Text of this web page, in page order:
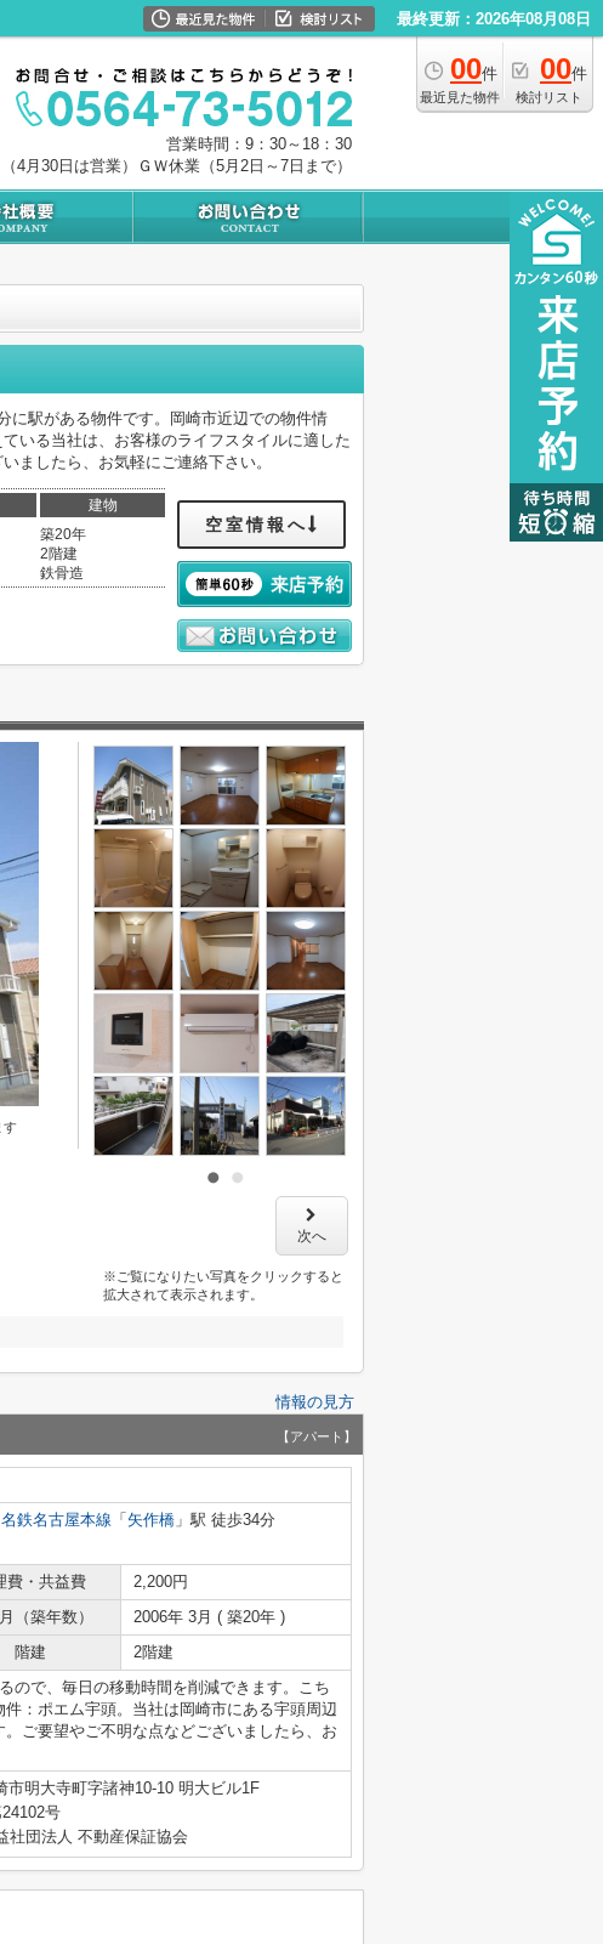
最終更新：2026年08月08日
00件
最近見た物件
00件
検討リスト
営業時間：9：30～18：30
4月30日は営業）ＧＷ休業（5月2日～7日まで）
に駅がある物件です。岡崎市近辺での物件情
いる当社は、お客様のライフスタイルに適した
ましたら、お気軽にご連絡下さい。
建物
築20年
2階建
鉄骨造
空室情報へ
す
次へ
※ご覧になりたい写真をクリックすると
拡大されて表示されます。
情報の見方
【アパート】
名鉄名古屋本線 「 矢作橋 」駅 徒歩34分
費・共益費
2,200円
（築年数）
2006年 3月 ( 築20年 )
階建 2階建
ので、毎日の移動時間を削減できます。こち
：ポエム宇頭。当社は岡崎市にある宇頭周辺
ご要望やご不明な点などございましたら、お
市明大寺町字諸神10-10 明大ビル1F
号
社団法人 不動産保証協会